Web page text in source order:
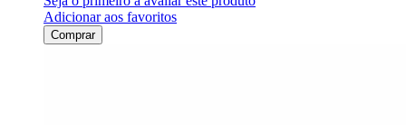
Adicionar aos favoritos
Comprar